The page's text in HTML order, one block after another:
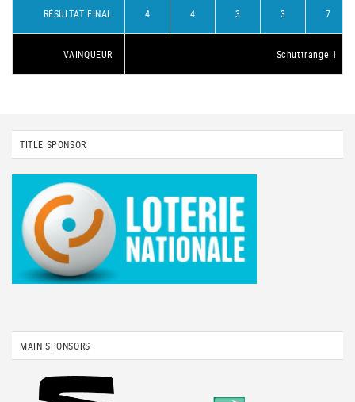
RÉSULTAT FINAL 4 4 3 3 7
VAINQUEUR Schuttrange 1
TITLE SPONSOR
MAIN SPONSORS